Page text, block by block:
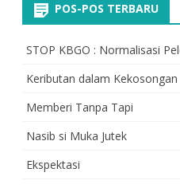
POS-POS TERBARU
STOP KBGO : Normalisasi
Keributan dalam Kekosongan
Memberi Tanpa Tapi
Nasib si Muka Jutek
Ekspektasi